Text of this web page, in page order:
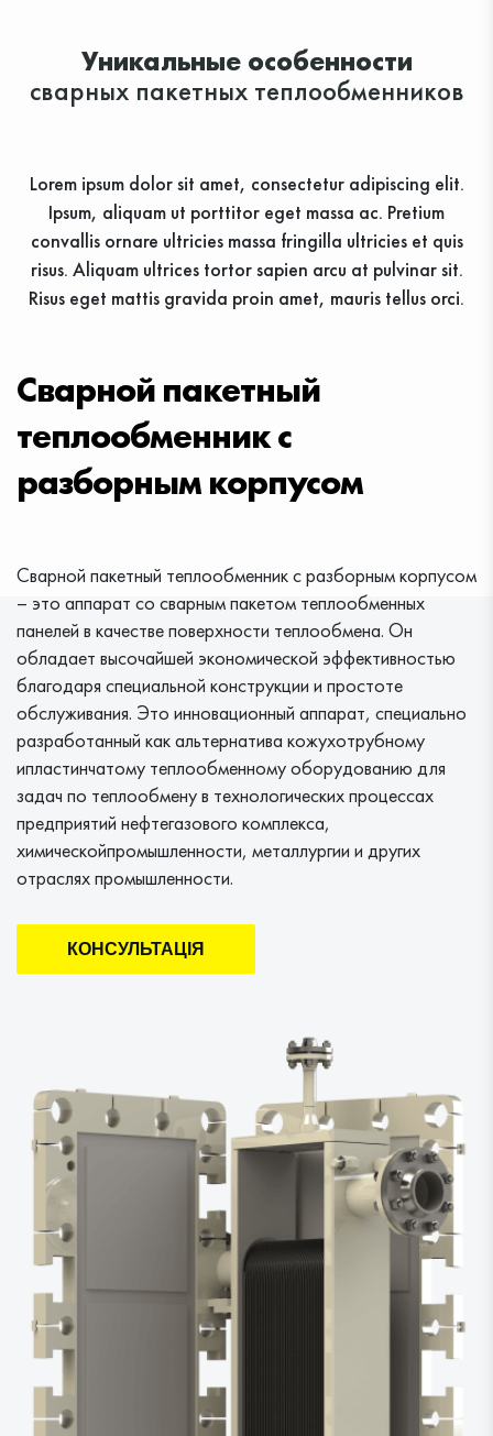
Уникальные особенности
сварных пакетных теплообменников
Lorem ipsum dolor sit amet, consectetur adipiscing elit.
Ipsum, aliquam ut porttitor eget massa ac. Pretium
convallis ornare ultricies massa fringilla ultricies et quis
risus. Aliquam ultrices tortor sapien arcu at pulvinar sit.
Risus eget mattis gravida proin amet, mauris tellus orci.
Сварной пакетный
теплообменник с
разборным корпусом
Сварной пакетный теплообменник с разборным корпусом
– это аппарат со сварным пакетом теплообменных
панелей в качестве поверхности теплообмена. Он
обладает высочайшей экономической эффективностью
благодаря специальной конструкции и простоте
обслуживания. Это инновационный аппарат, специально
разработанный как альтернатива кожухотрубному
ипластинчатому теплообменному оборудованию для
задач по теплообмену в технологических процессах
предприятий нефтегазового комплекса,
химическойпромышленности, металлургии и других
отраслях промышленности.
КОНСУЛЬТАЦIЯ